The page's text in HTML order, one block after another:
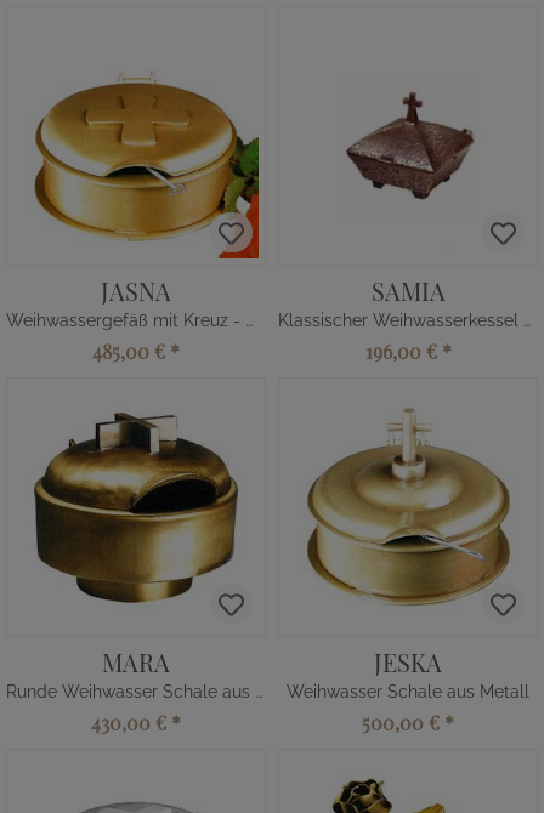
JASNA
Weihwassergefäß mit Kreuz - Metall
485,00 € *
SAMIA
Klassischer Weihwasserkessel mit und ohne Kreuz
196,00 € *
MARA
Runde Weihwasser Schale aus Metall
430,00 € *
JESKA
Weihwasser Schale aus Metall
500,00 € *